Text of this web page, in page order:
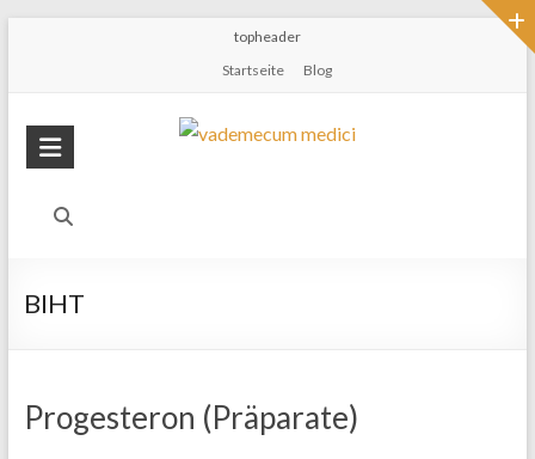
topheader
Startseite
Blog
BIHT
Progesteron (Präparate)